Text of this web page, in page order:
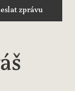
zprávu